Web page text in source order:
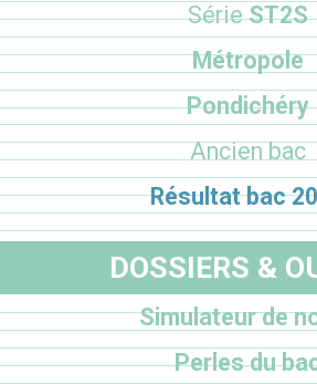
SérieST2S
Métropole
Pondichéry
Ancien bac
Résultat bac
DOSSIERS &
Simulateur de
Perles du